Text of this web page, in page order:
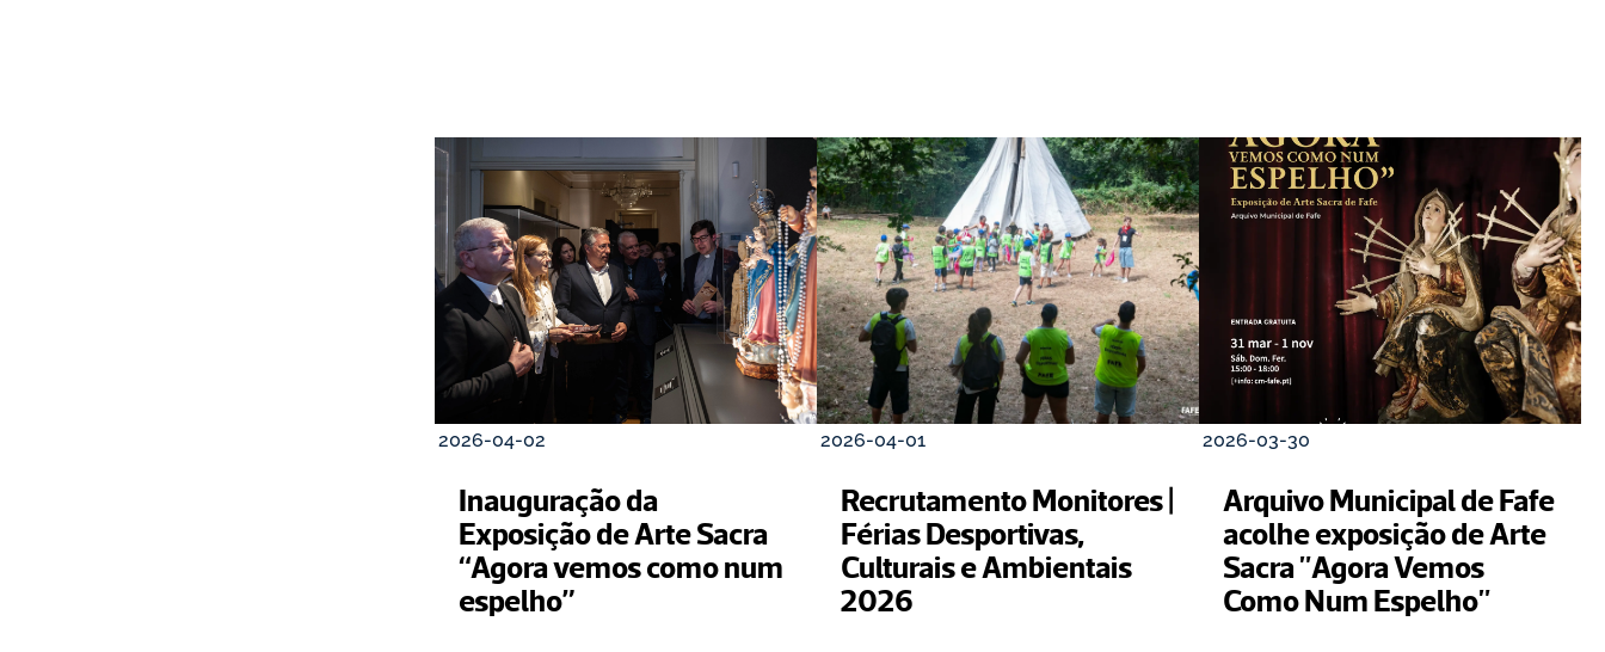
2026-04-02
Inauguração da
Exposição de Arte Sacra
“Agora vemos como num
espelho”
2026-04-01
Recrutamento Monitores |
Férias Desportivas,
Culturais e Ambientais
2026
2026-03-30
Arquivo Municipal de Fafe
acolhe exposição de Arte
Sacra "Agora Vemos
Como Num Espelho"